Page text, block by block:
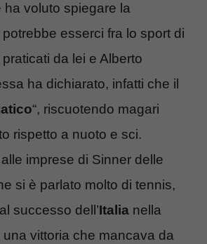
ha voluto spiegare la
esserci fra lo sport di
da lei e Alberto
ha dichiarato, infatti che il
“, riscuotendo magari
rispetto a nuoto e sci.
imprese di Sinner delle
si è parlato molto di tennis,
successo dell’Italia nella
una vittoria che mancava da